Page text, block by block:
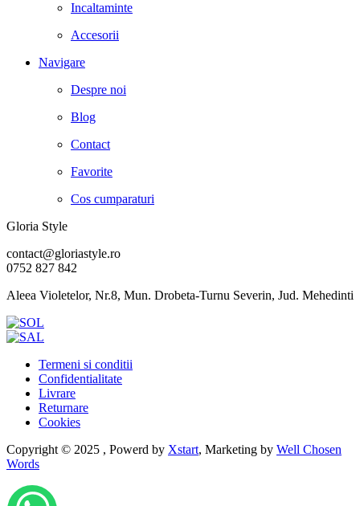
Incaltaminte
Accesorii
Navigare
Despre noi
Blog
Contact
Favorite
Cos cumparaturi
Gloria Style
contact@gloriastyle.ro
0752 827 842
Aleea Violetelor, Nr.8, Mun. Drobeta-Turnu Severin, Jud. Mehedinti
Termeni si conditii
Confidentialitate
Livrare
Returnare
Cookies
Copyright © 2025 , Powerd by Xstart, Marketing by Well Chosen
Words